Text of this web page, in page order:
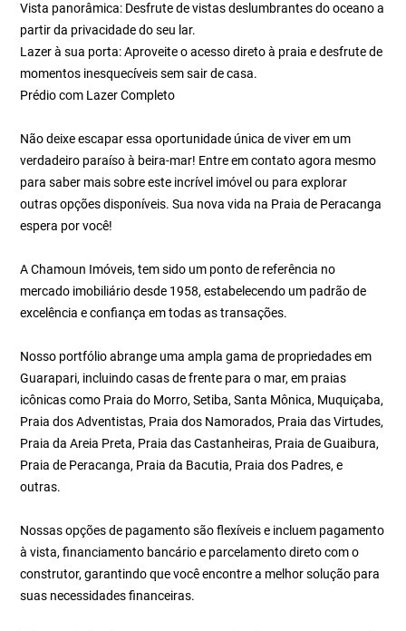
Vista panorâmica: Desfrute de vistas deslumbrantes do oceano a
partir da privacidade do seu lar.
Lazer à sua porta: Aproveite o acesso direto à praia e desfrute de
momentos inesquecíveis sem sair de casa.
Prédio com Lazer Completo
Não deixe escapar essa oportunidade única de viver em um
verdadeiro paraíso à beira-mar! Entre em contato agora mesmo
para saber mais sobre este incrível imóvel ou para explorar
outras opções disponíveis. Sua nova vida na Praia de Peracanga
espera por você!
A Chamoun Imóveis, tem sido um ponto de referência no
mercado imobiliário desde 1958, estabelecendo um padrão de
excelência e confiança em todas as transações.
Nosso portfólio abrange uma ampla gama de propriedades em
Guarapari, incluindo casas de frente para o mar, em praias
icônicas como Praia do Morro, Setiba, Santa Mônica, Muquiçaba,
Praia dos Adventistas, Praia dos Namorados, Praia das Virtudes,
Praia da Areia Preta, Praia das Castanheiras, Praia de Guaibura,
Praia de Peracanga, Praia da Bacutia, Praia dos Padres, e
outras.
Nossas opções de pagamento são flexíveis e incluem pagamento
à vista, financiamento bancário e parcelamento direto com o
construtor, garantindo que você encontre a melhor solução para
suas necessidades financeiras.